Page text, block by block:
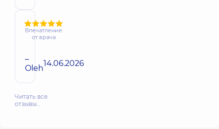
Впечатление
от врача
–
Oleh14.06.2026
Читать все
отзывы…